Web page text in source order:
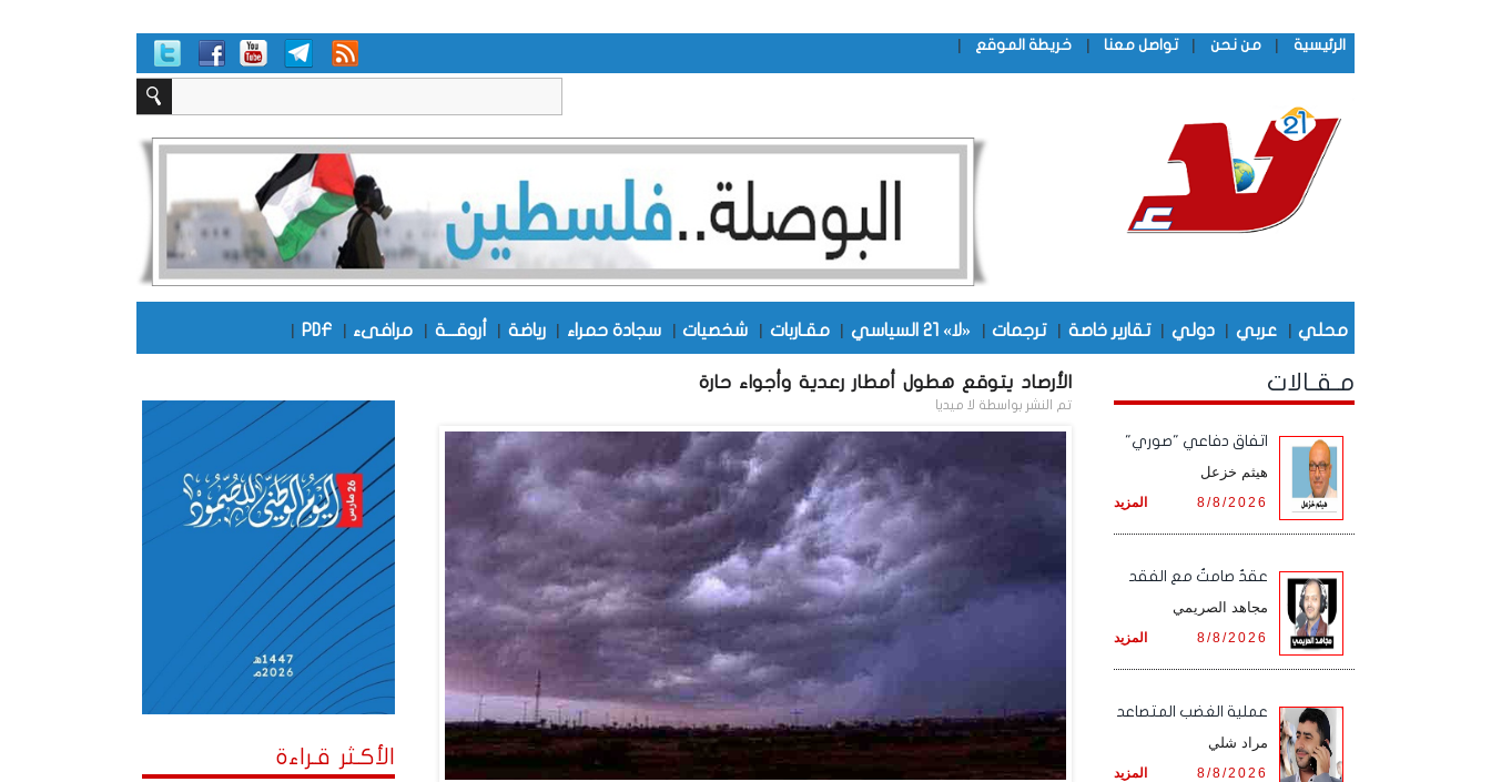
الرئيسية | من نحن | تواصل معنا | خريطة الموقع |
محلي | عربي | دولي | تقارير خاصة | ترجمات | «لا» 21 السياسي | مقـاربات | شخصيات | سجادة حمراء | رياضة | أروقـــة | مرافىء |
PDF
|
الأكـثر قـراءة
الأرصاد يتوقع هطول أمطار رعدية وأجواء حارة
تم النشر بواسطة لا ميديا
مـقـالات
اتفاق دفاعي "صوري"
هيثم خزعل
المزيد 8/8/2026
عقدٌ صامتٌ مع الفقد
مجاهد الصريمي
المزيد 8/8/2026
‏عملية الغضب المتصاعد
مراد شلي
المزيد 8/8/2026